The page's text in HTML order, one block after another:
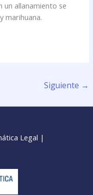
un allanamiento se
marihuana.
Siguiente →
Legal |